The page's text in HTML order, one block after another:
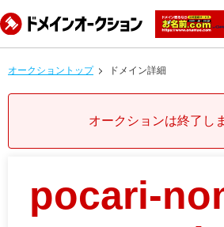
オークショントップ ドメイン詳細
オークションは終了し
pocari-